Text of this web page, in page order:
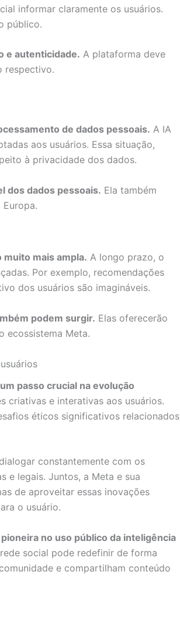
informar claramente os usuários.
público.
e autenticidade. A plataforma deve
respectivo.
de dados pessoais. A IA
aos usuários. Essa situação,
à privacidade dos dados.
dos dados pessoais. Ela também
muito mais ampla. A longo prazo, o
Por exemplo, recomendações
dos usuários são imagináveis.
podem surgir. Elas oferecerão
ecossistema Meta.
passo crucial na evolução
criativas e interativas aos usuários.
éticos significativos relacionados
constantemente com os
e legais. Juntos, a Meta e sua
de aproveitar essas inovações
o usuário.
no uso público da inteligência
social pode redefinir de forma
e compartilham conteúdo